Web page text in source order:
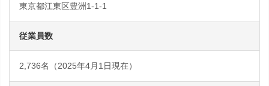
東京都江東区豊洲1-1-1
従業員数
2,736名（2025年4月1日現在）